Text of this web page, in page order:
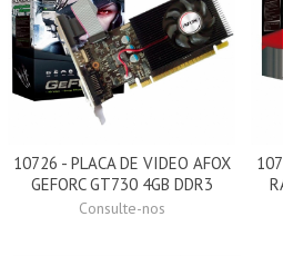
10726 - PLACA DE VIDEO AFOX
GEFORC GT730 4GB DDR3
Consulte-nos